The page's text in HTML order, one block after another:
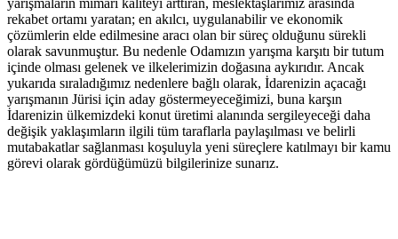
yarışmaların mimari kaliteyi arttıran, meslektaşlarımız arasında
rekabet ortamı yaratan; en akılcı, uygulanabilir ve ekonomik
çözümlerin elde edilmesine aracı olan bir süreç olduğunu sürekli
olarak savunmuştur. Bu nedenle Odamızın yarışma karşıtı bir tutum
içinde olması gelenek ve ilkelerimizin doğasına aykırıdır. Ancak
yukarıda sıraladığımız nedenlere bağlı olarak, İdarenizin açacağı
yarışmanın Jürisi için aday göstermeyeceğimizi, buna karşın
İdarenizin ülkemizdeki konut üretimi alanında sergileyeceği daha
değişik yaklaşımların ilgili tüm taraflarla paylaşılması ve belirli
mutabakatlar sağlanması koşuluyla yeni süreçlere katılmayı bir kamu
görevi olarak gördüğümüzü bilgilerinize sunarız.